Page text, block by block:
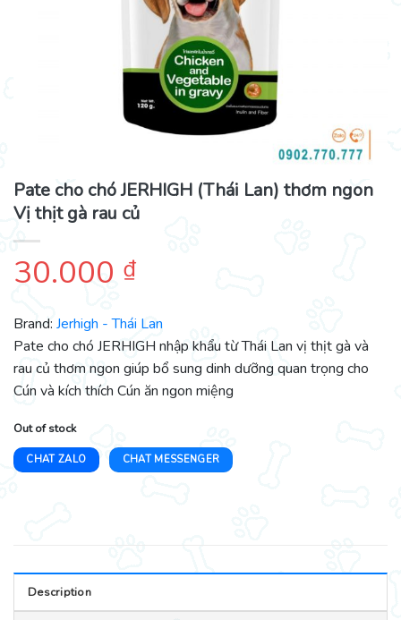
Pate cho chó JERHIGH (Thái Lan) thơm ngon
Vị thịt gà rau củ
30.000 ₫
Brand: Jerhigh - Thái Lan
Pate cho chó JERHIGH nhập khẩu từ Thái Lan vị thịt gà và
rau củ thơm ngon giúp bổ sung dinh dưỡng quan trọng cho
Cún và kích thích Cún ăn ngon miệng
Out of stock
CHAT ZALO CHAT MESSENGER
Description